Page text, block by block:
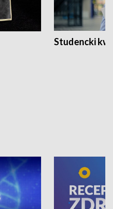
Studencki